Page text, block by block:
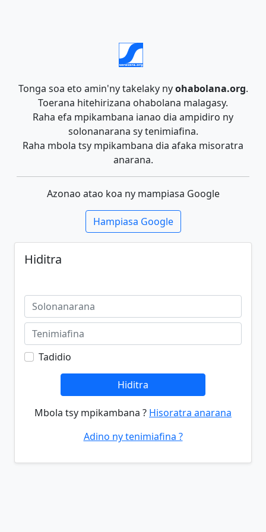
Tonga soa eto amin'ny takelaky nyohabolana.org.
Toerana hitehirizana ohabolana malagasy.
Raha efa mpikambana ianao dia ampidiro ny
solonanarana sy tenimiafina.
Raha mbola tsy mpikambana dia afaka misoratra
anarana.
Azonao atao koa ny mampiasa Google
Hampiasa Google
Hiditra
Tadidio
Hiditra
Mbola tsy mpikambana ? Hisoratra anarana
Adino ny tenimiafina ?